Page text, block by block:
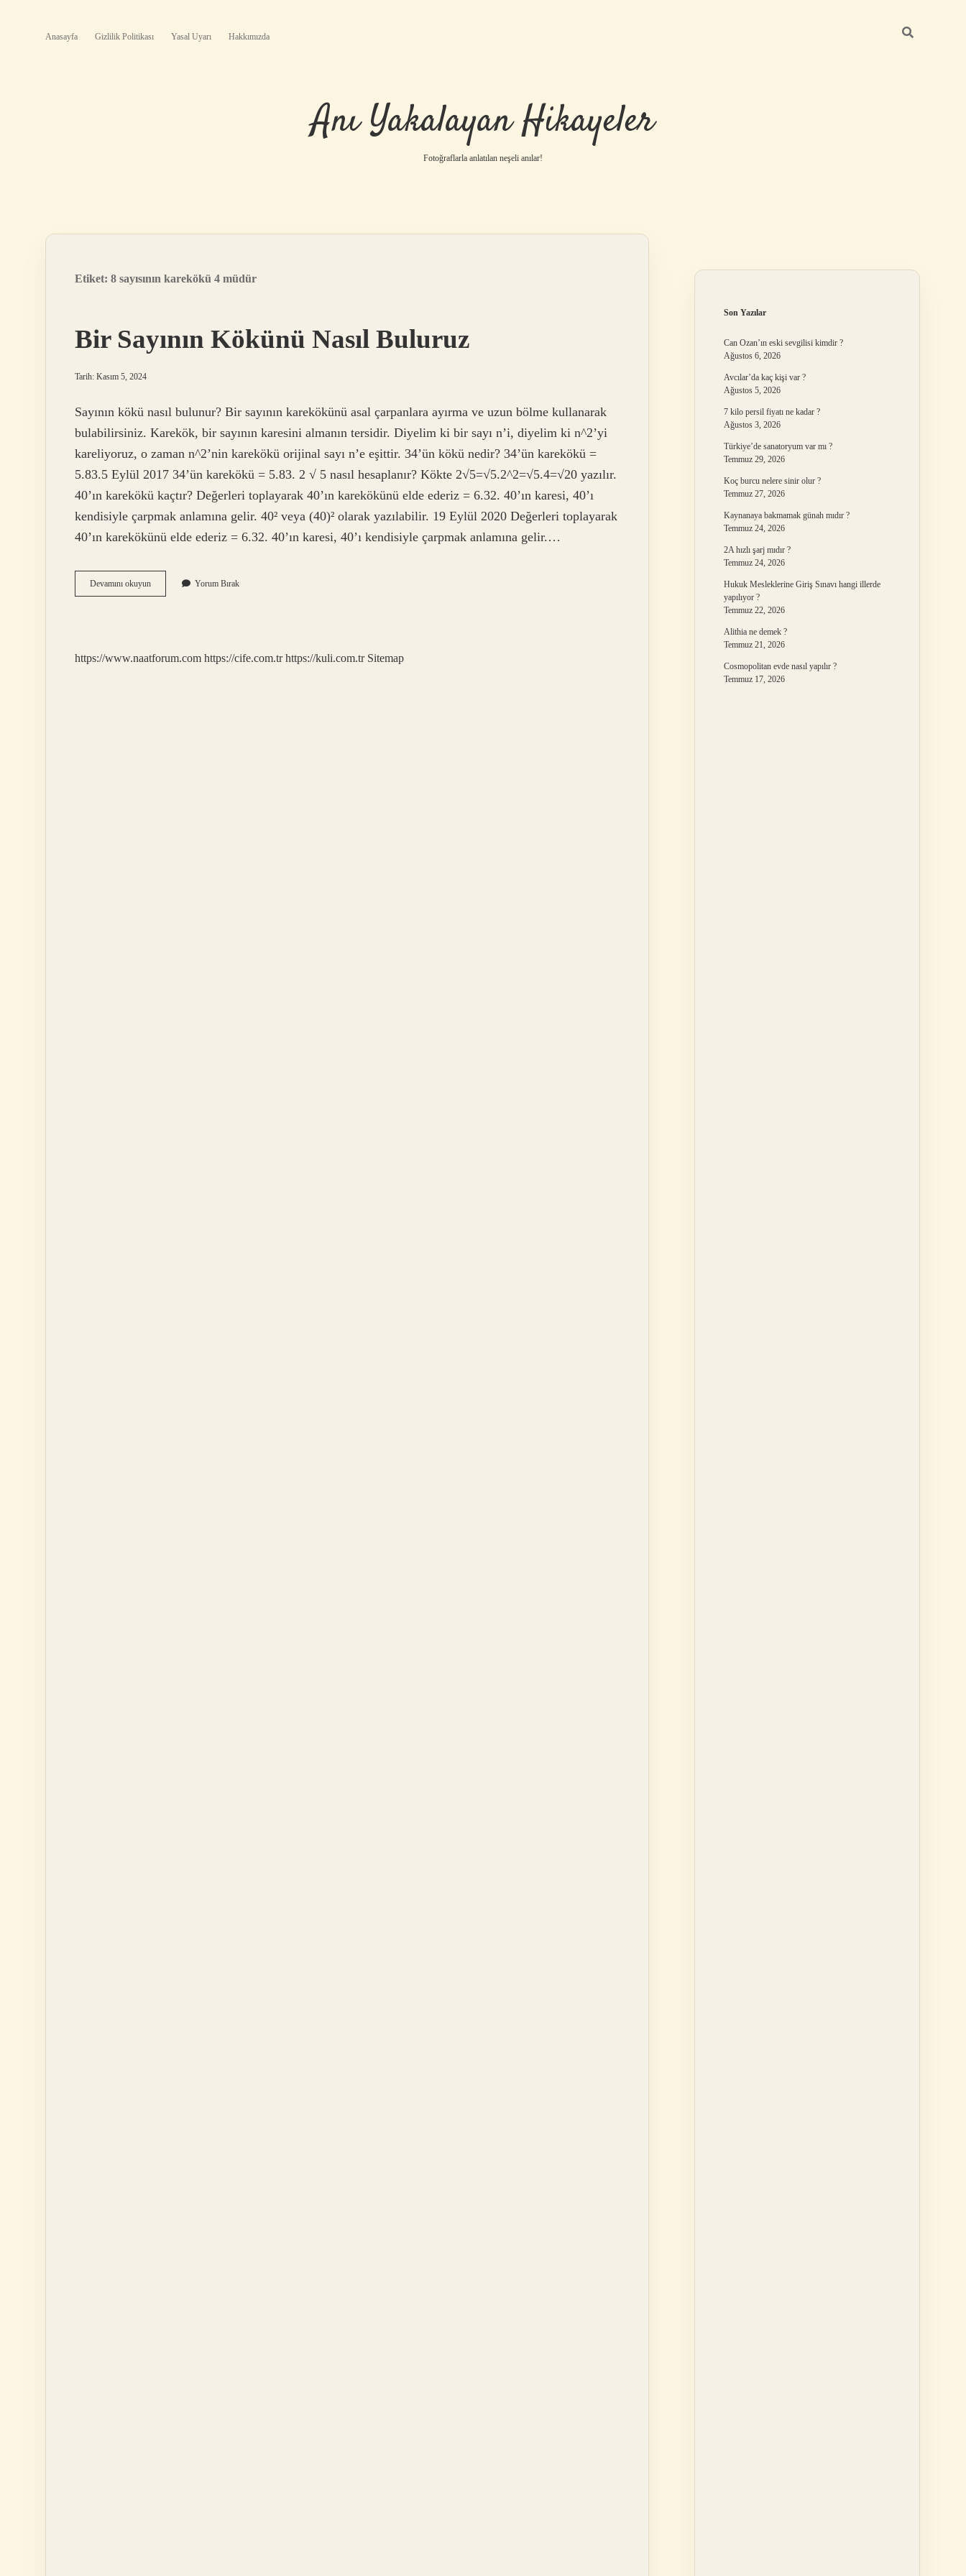
Anasayfa Gizlilik Politikası Yasal Uyarı Hakkımızda
Anı Yakalayan Hikayeler
Fotoğraflarla anlatılan neşeli anılar!
Etiket: 8 sayısının karekökü 4 müdür
Bir Sayının Kökünü Nasıl Buluruz
Tarih: Kasım 5, 2024
Sayının kökü nasıl bulunur? Bir sayının karekökünü asal çarpanlara ayırma ve uzun bölme kullanarak
bulabilirsiniz. Karekök, bir sayının karesini almanın tersidir. Diyelim ki bir sayı n’i, diyelim ki n^2’yi
kareliyoruz, o zaman n^2’nin karekökü orijinal sayı n’e eşittir. 34’ün kökü nedir? 34’ün karekökü =
5.83.5 Eylül 2017 34’ün karekökü = 5.83. 2 √ 5 nasıl hesaplanır? Kökte 2√5=√5.2^2=√5.4=√20 yazılır.
40’ın karekökü kaçtır? Değerleri toplayarak 40’ın karekökünü elde ederiz = 6.32. 40’ın karesi, 40’ı
kendisiyle çarpmak anlamına gelir. 40² veya (40)² olarak yazılabilir. 19 Eylül 2020 Değerleri toplayarak
40’ın karekökünü elde ederiz = 6.32. 40’ın karesi, 40’ı kendisiyle çarpmak anlamına gelir.…
Devamını okuyunBir
Sayının
Yorum Bırak
https://www.naatforum.com https://cife.com.tr https://kuli.com.tr Sitemap
Son Yazılar
Can Ozan’ın eski sevgilisi kimdir ?
Ağustos 6, 2026
Avcılar’da kaç kişi var ?
Ağustos 5, 2026
7 kilo persil fiyatı ne kadar ?
Ağustos 3, 2026
Türkiye’de sanatoryum var mı ?
Temmuz 29, 2026
Koç burcu nelere sinir olur ?
Temmuz 27, 2026
Kaynanaya bakmamak günah mıdır ?
Temmuz 24, 2026
2A hızlı şarj mıdır ?
Temmuz 24, 2026
Hukuk Mesleklerine Giriş Sınavı hangi illerde
yapılıyor ?
Temmuz 22, 2026
Alithia ne demek ?
Temmuz 21, 2026
Cosmopolitan evde nasıl yapılır ?
Temmuz 17, 2026